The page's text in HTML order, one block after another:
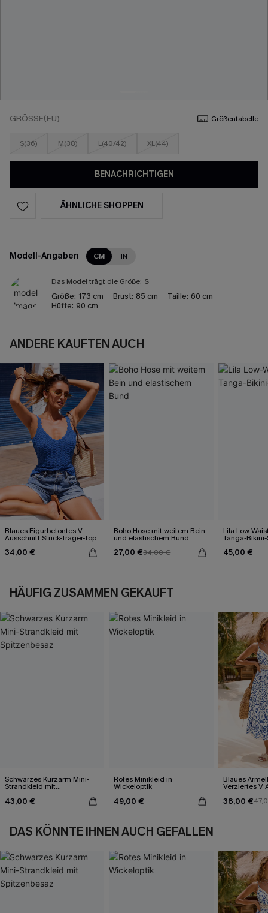
GRÖSSE(EU) Größentabelle
S(36) M(38) L(40/42) XL(44)
BENACHRICHTIGEN
ÄHNLICHE SHOPPEN
Modell-Angaben CM IN
Das Model trägt die Größe: S
Größe: 173 cm Brust: 85 cm Taille: 60 cm
Hüfte: 90 cm
ANDERE KAUFTEN AUCH
Blaues Figurbetontes V-
Ausschnitt Strick-Träger-Top
34,00 €
Boho Hose mit weitem Bein
und elastischem Bund
27,00 €34,00 €
Lila Low-
Tanga-
45,00 €
HÄUFIG ZUSAMMEN GEKAUFT
Schwarzes Kurzarm Mini-
Strandkleid mit
43,00 €
Rotes Minikleid in
Wickeloptik
49,00 €
Blaues
Verziertes
38,00 €
DAS KÖNNTE IHNEN AUCH GEFALLEN